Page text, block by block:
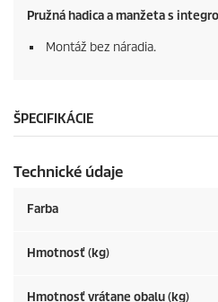
Pružná hadica a manžeta s
Montáž bez náradia.
ŠPECIFIKÁCIE
Technické údaje
Farba
Hmotnosť (kg)
Hmotnosť vrátane obalu (kg)